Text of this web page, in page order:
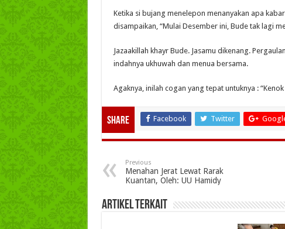
Ketika si bujang menelepon menanyakan apa
disampaikan, “Mulai Desember ini, Bude tak lagi
Jazaakillah khayr Bude. Jasamu dikenang.
indahnya ukhuwah dan menua bersama.
Agaknya, inilah cogan yang tepat untuknya :
Share Facebook Twitter
Previous
Menahan Jerat Lewat Rarak
Kuantan, Oleh: UU Hamidy
Artikel Terkait